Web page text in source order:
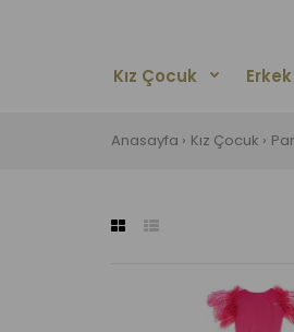
Kız Çocuk
Anasayfa Kız Çocuk